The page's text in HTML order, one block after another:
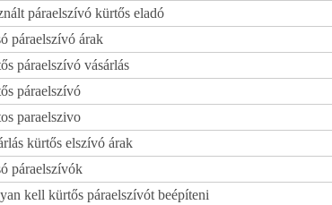
páraelszívó kürtős eladó
páraelszívó árak
páraelszívó vásárlás
páraelszívó
paraelszivo
kürtős elszívó árak
páraelszívók
kell kürtős páraelszívót beépíteni